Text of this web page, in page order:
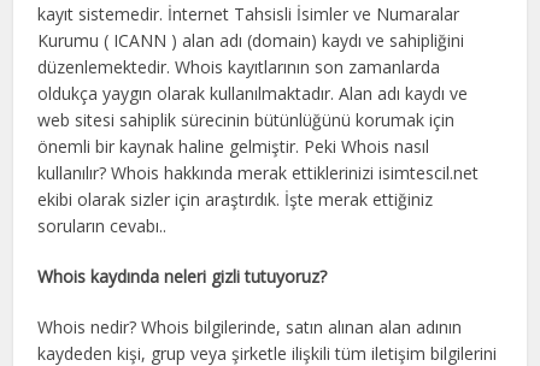
kayıt sistemedir. İnternet Tahsisli İsimler ve Numaralar
Kurumu ( ICANN ) alan adı (domain) kaydı ve sahipliğini
düzenlemektedir. Whois kayıtlarının son zamanlarda
oldukça yaygın olarak kullanılmaktadır. Alan adı kaydı ve
web sitesi sahiplik sürecinin bütünlüğünü korumak için
önemli bir kaynak haline gelmiştir. Peki Whois nasıl
kullanılır? Whois hakkında merak ettiklerinizi isimtescil.net
ekibi olarak sizler için araştırdık. İşte merak ettiğiniz
soruların cevabı..
Whois kaydında neleri gizli tutuyoruz?
Whois nedir? Whois bilgilerinde, satın alınan alan adının
kaydeden kişi, grup veya şirketle ilişkili tüm iletişim bilgilerini